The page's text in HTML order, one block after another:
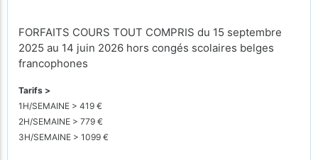
FORFAITS COURS TOUT COMPRIS du 15 septembre
2025 au 14 juin 2026 hors congés scolaires belges
francophones
Tarifs >
1H/SEMAINE > 419 €
2H/SEMAINE > 779 €
3H/SEMAINE > 1099 €